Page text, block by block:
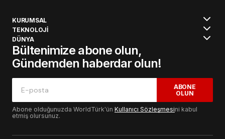
KURUMSAL
TEKNOLOJİ
DÜNYA
Bültenimize abone olun,
Gündemden haberdar olun!
ABONE
OLUN
Abone olduğunuzda WorldTürk'ün Kullanıcı Sözleşmesini kabul
etmiş olursunuz.